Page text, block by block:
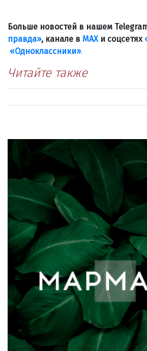
Больше новостей в нашем
правда», канале в МАХи соцсетях
«Одноклассники».
Читайте также